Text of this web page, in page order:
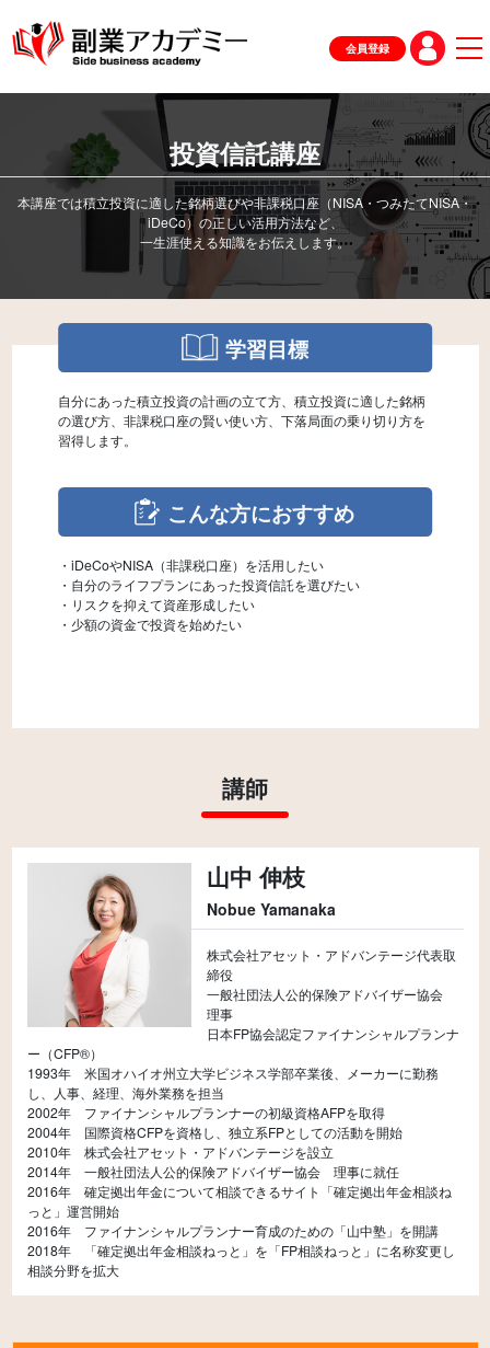
会員登録
投資信託講座
本講座では積立投資に適した銘柄選びや非課税口座（NISA・つみたてNISA・
iDeCo）の正しい活用方法など、
学習目標
自分にあった積立投資の計画の立て方、積立投資に適した銘柄
の選び方、非課税口座の賢い使い方、下落局面の乗り切り方を
習得します。
こんな方におすすめ
・iDeCoやNISA（非課税口座）を活用したい
・自分のライフプランにあった投資信託を選びたい
・リスクを抑えて資産形成したい
・少額の資金で投資を始めたい
講師
山中 伸枝
Nobue Yamanaka
株式会社アセット・アドバンテージ代表取
締役
一般社団法人公的保険アドバイザー協会
理事
日本FP協会認定ファイナンシャルプランナ
ー（CFP®）
1993年 米国オハイオ州立大学ビジネス学部卒業後、メーカーに勤務
し、人事、経理、海外業務を担当
2002年 ファイナンシャルプランナーの初級資格AFPを取得
2004年 国際資格CFPを資格し、独立系FPとしての活動を開始
2010年 株式会社アセット・アドバンテージを設立
2014年 一般社団法人公的保険アドバイザー協会 理事に就任
2016年 確定拠出年金について相談できるサイト「確定拠出年金相談ね
っと」運営開始
2016年 ファイナンシャルプランナー育成のための「山中塾」を開講
2018年 「確定拠出年金相談ねっと」を「FP相談ねっと」に名称変更し
相談分野を拡大